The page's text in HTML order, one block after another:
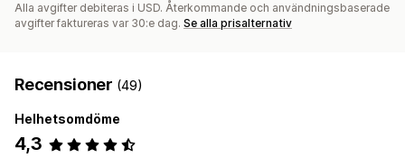
Alla avgifter debiteras i USD. Återkommande och användningsbaserade
avgifter faktureras var 30:e dag. Se alla prisalternativ
Recensioner (49)
Helhetsomdöme
4,3